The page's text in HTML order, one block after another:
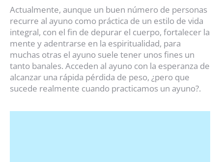
Actualmente, aunque un buen número de personas
recurre al ayuno como práctica de un estilo de vida
integral, con el fin de depurar el cuerpo, fortalecer la
mente y adentrarse en la espiritualidad, para
muchas otras el ayuno suele tener unos fines un
tanto banales. Acceden al ayuno con la esperanza de
alcanzar una rápida pérdida de peso, ¿pero que
sucede realmente cuando practicamos un ayuno?.